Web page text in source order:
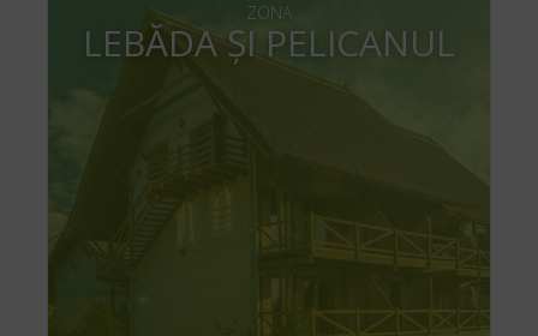
ZONA
LEBĂDA ȘI PELICANUL